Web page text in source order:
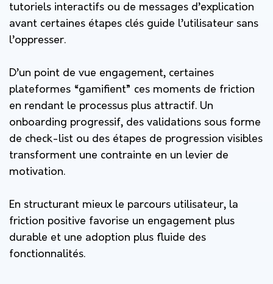
tutoriels interactifs ou de messages d’explication
avant certaines étapes clés guide l’utilisateur sans
l’oppresser.
D’un point de vue engagement, certaines
plateformes “gamifient” ces moments de friction
en rendant le processus plus attractif. Un
onboarding progressif, des validations sous forme
de check-list ou des étapes de progression visibles
transforment une contrainte en un levier de
motivation.
En structurant mieux le parcours utilisateur, la
friction positive favorise un engagement plus
durable et une adoption plus fluide des
fonctionnalités.